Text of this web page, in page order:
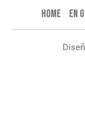
HOME EN